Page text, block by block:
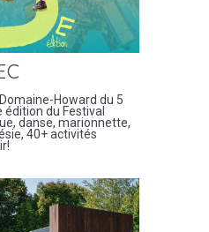
Howard du 5
édition du Festival
danse, marionnette,
40+ activités